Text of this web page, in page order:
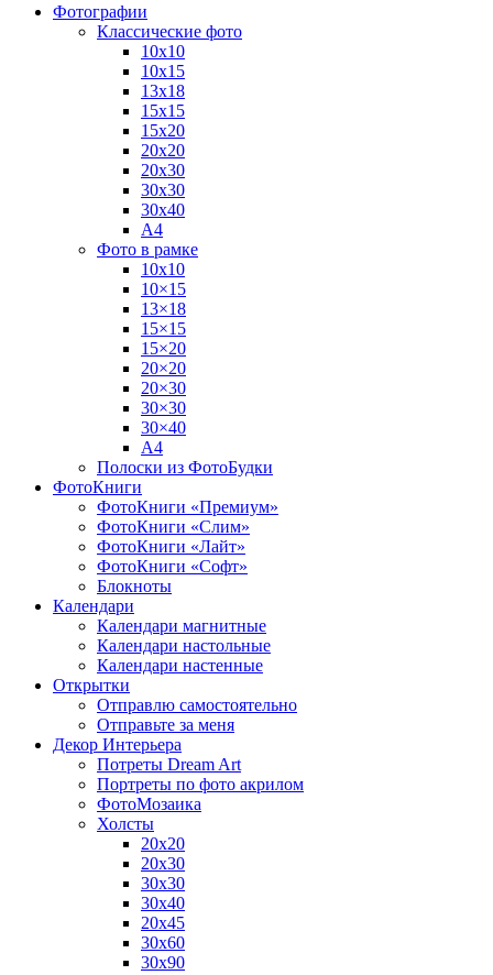
Фотографии
Классические фото
10х10
10х15
13х18
15х15
15х20
20х20
20х30
30х30
30х40
А4
Фото в рамке
10х10
10×15
13×18
15×15
15×20
20×20
20×30
30×30
30×40
A4
Полоски из ФотоБудки
ФотоКниги
ФотоКниги «Премиум»
ФотоКниги «Слим»
ФотоКниги «Лайт»
ФотоКниги «Софт»
Блокноты
Календари
Календари магнитные
Календари настольные
Календари настенные
Открытки
Отправлю самостоятельно
Отправьте за меня
Декор Интерьера
Потреты Dream Art
Портреты по фото акрилом
ФотоМозаика
Холсты
20х20
20х30
30х30
30х40
20х45
30х60
30х90